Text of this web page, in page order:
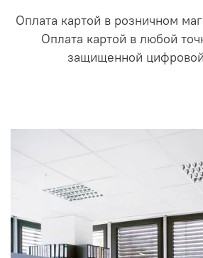
Оплата картой в розничном
Оплата картой в любой
защищенной